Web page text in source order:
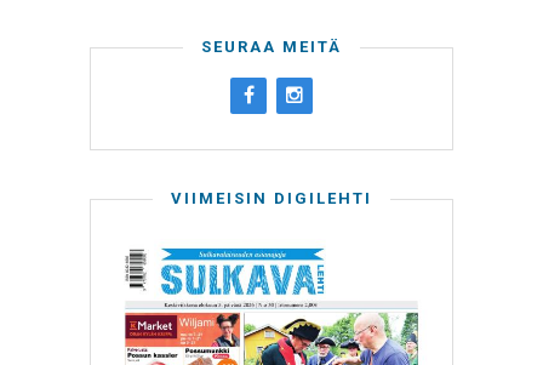
SEURAA MEITÄ
VIIMEISIN DIGILEHTI